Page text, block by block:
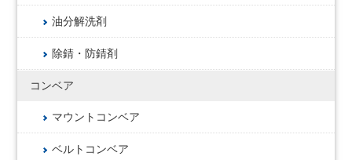
油分解洗剤
除錆・防錆剤
コンベア
マウントコンベア
ベルトコンベア